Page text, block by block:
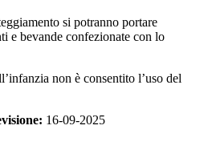
si potranno portare
e bevande confezionate con lo
non è consentito l’uso del
16-09-2025